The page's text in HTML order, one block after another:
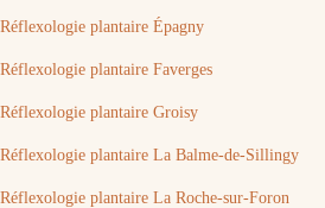
Réflexologie plantaire Épagny
Réflexologie plantaire Faverges
Réflexologie plantaire Groisy
Réflexologie plantaire La Balme-de-Sillingy
Réflexologie plantaire La Roche-sur-Foron